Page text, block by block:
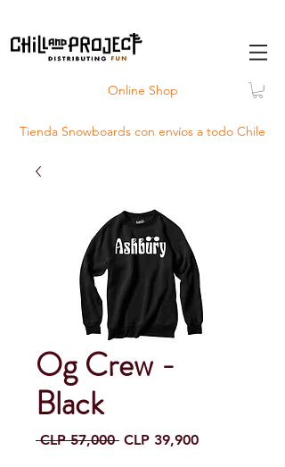
Online Shop
Tienda Snowboards con envíos a todo Chile
Og Crew -
Black
CLP 57,000 Regular
CLP 39,900Sale